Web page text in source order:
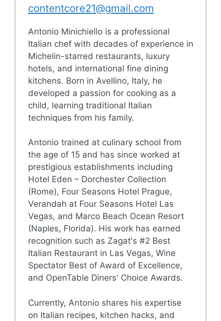
contentcore21@gmail.com
Antonio Minichiello is a professional
Italian chef with decades of experience in
Michelin-starred restaurants, luxury
hotels, and international fine dining
kitchens. Born in Avellino, Italy, he
developed a passion for cooking as a
child, learning traditional Italian
techniques from his family.
Antonio trained at culinary school from
the age of 15 and has since worked at
prestigious establishments including
Hotel Eden – Dorchester Collection
(Rome), Four Seasons Hotel Prague,
Verandah at Four Seasons Hotel Las
Vegas, and Marco Beach Ocean Resort
(Naples, Florida). His work has earned
recognition such as Zagat's #2 Best
Italian Restaurant in Las Vegas, Wine
Spectator Best of Award of Excellence,
and OpenTable Diners' Choice Awards.
Currently, Antonio shares his expertise
on Italian recipes, kitchen hacks, and